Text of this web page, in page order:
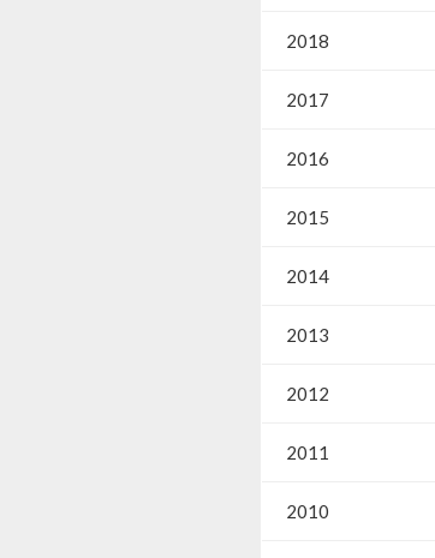
2018
2017
2016
2015
2014
2013
2012
2011
2010